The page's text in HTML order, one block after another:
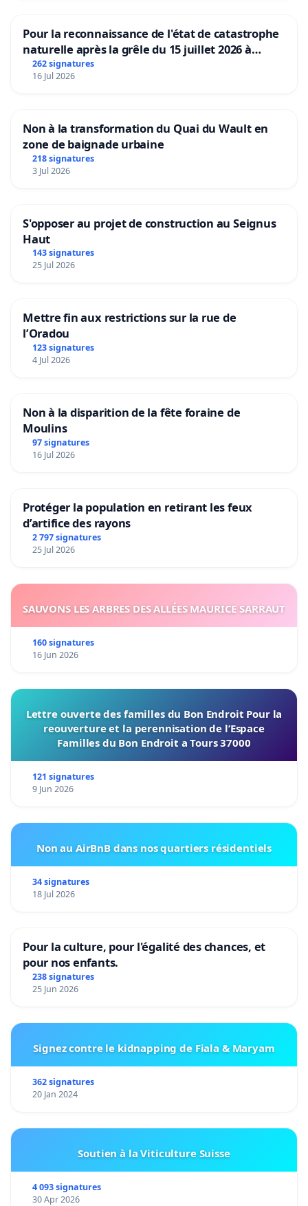
Pour la reconnaissance de l'état de catastrophe
naturelle après la grêle du 15 juillet 2026 à
Aubenas et ses alentours
262 signatures
16 Jul 2026
Non à la transformation du Quai du Wault en
zone de baignade urbaine
218 signatures
3 Jul 2026
S'opposer au projet de construction au Seignus
Haut
143 signatures
25 Jul 2026
Mettre fin aux restrictions sur la rue de
l’Oradou
123 signatures
4 Jul 2026
Non à la disparition de la fête foraine de
Moulins
97 signatures
16 Jul 2026
Protéger la population en retirant les feux
d’artifice des rayons
2 797 signatures
25 Jul 2026
SAUVONS LES ARBRES DES ALLÉES MAURICE SARRAUT
160 signatures
16 Jun 2026
Lettre ouverte des familles du Bon Endroit Pour la
reouverture et la perennisation de l’Espace
Familles du Bon Endroit a Tours 37000
121 signatures
9 Jun 2026
Non au AirBnB dans nos quartiers résidentiels
34 signatures
18 Jul 2026
Pour la culture, pour l'égalité des chances, et
pour nos enfants.
238 signatures
25 Jun 2026
Signez contre le kidnapping de Fiala & Maryam
362 signatures
20 Jan 2024
Soutien à la Viticulture Suisse
4 093 signatures
30 Apr 2026